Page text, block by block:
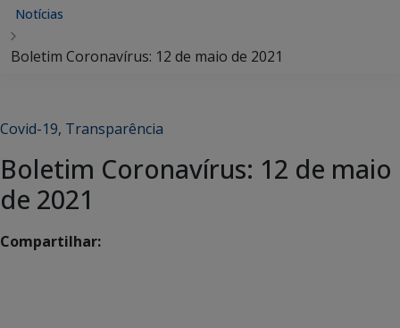
Notícias
Boletim Coronavírus: 12 de maio de 2021
Covid-19, Transparência
Boletim Coronavírus: 12 de maio
de 2021
Compartilhar: